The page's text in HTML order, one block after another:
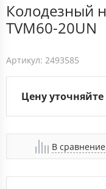
Колодезный
TVM60-20UN
Артикул: 2493585
Цену уточняйте
В сравнение